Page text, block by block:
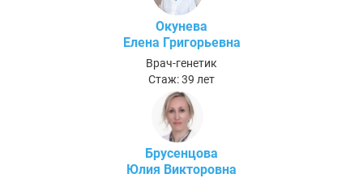
Окунева
Елена Григорьевна
Врач-генетик
Стаж: 39 лет
Брусенцова
Юлия Викторовна